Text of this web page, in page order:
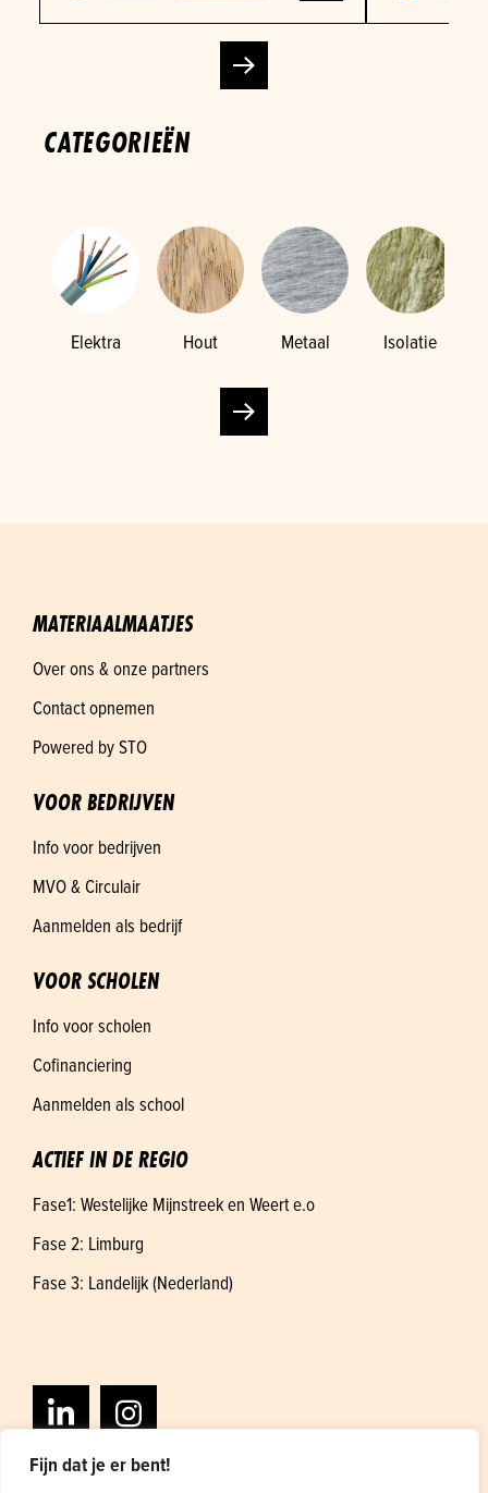
Fijn dat je er bent!
CATEGORIEËN
Elektra Hout Metaal Isolatie
MATERIAALMAATJES
Over ons & onze partners
Contact opnemen
Powered by STO
VOOR BEDRIJVEN
Info voor bedrijven
MVO & Circulair
Aanmelden als bedrijf
VOOR SCHOLEN
Info voor scholen
Cofinanciering
Aanmelden als school
ACTIEF IN DE REGIO
Fase1: Westelijke Mijnstreek en Weert e.o
Fase 2: Limburg
Fase 3: Landelijk (Nederland)